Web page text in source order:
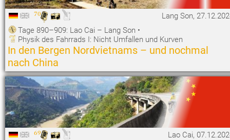
70
Lang Son,
Tage 890–909: Lao Cai – Lang Son •
Physik des Fahrrads I: Nicht Umfallen und Kurven
In den Bergen Nordvietnams – und nochmal
nach China
69
Lao Cai,